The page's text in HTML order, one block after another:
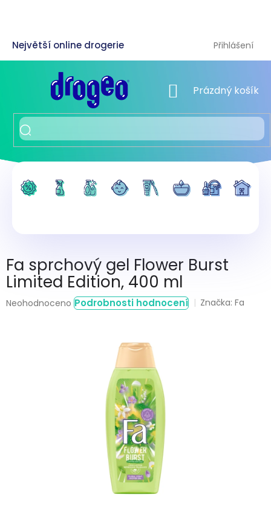
Přihlášení
NÁKUPNÍ KOŠÍK
Prázdný košík
Fa sprchový gel Flower Burst
Limited Edition, 400 ml
Průměrné
Neohodnoceno Podrobnosti hodnocení Značka:Fa